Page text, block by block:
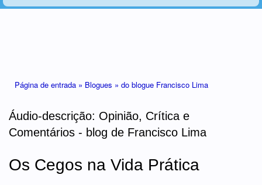
Página de entrada » Blogues » do blogue Francisco Lima
Áudio-descrição: Opinião, Crítica e
Comentários - blog de Francisco Lima
Os Cegos na Vida Prática